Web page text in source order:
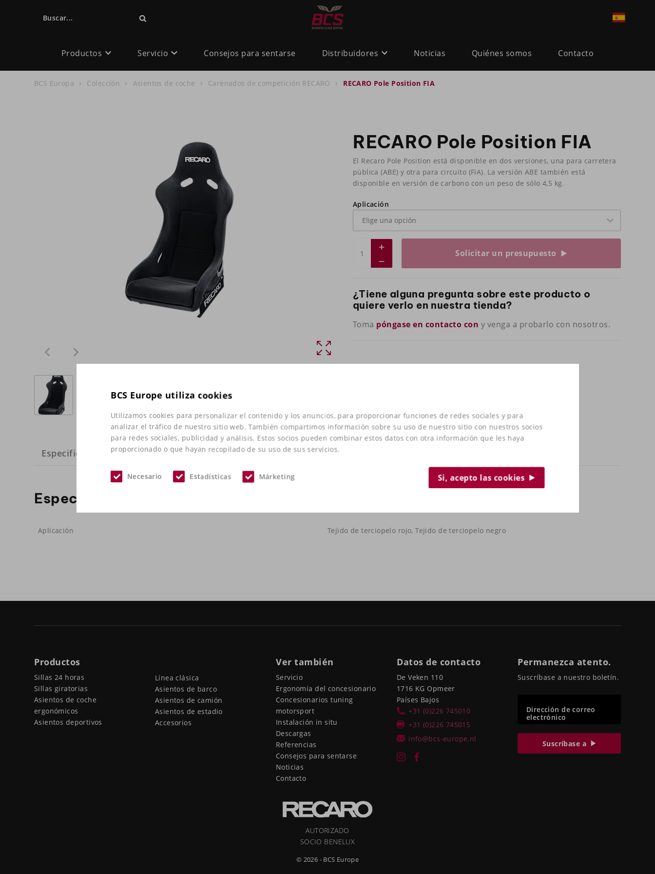
BCS Europe utiliza cookies
Utilizamos cookies para personalizar el contenido y los anuncios, para proporcionar funciones de redes sociales y para
analizar el tráfico de nuestro sitio web. También compartimos información sobre su uso de nuestro sitio con nuestros socios
para redes sociales, publicidad y análisis. Estos socios pueden combinar estos datos con otra información que les haya
proporcionado o que hayan recopilado de su uso de sus servicios.
Necesario Estadísticas Márketing Si, acepto las cookies
Buscar...
Productos Servicio Consejos para sentarse Distribuidores Noticias Quiénes somos Contacto
BCS Europa Colección Asientos de coche Carenados de competición RECARO RECARO Pole Position FIA
RECARO Pole Position FIA
El Recaro Pole Position está disponible en dos versiones, una para carretera
pública (ABE) y otra para circuito (FIA). La versión ABE también está
disponible en versión de carbono con un peso de sólo 4,5 kg.
Aplicación
Solicitar un presupuesto
¿Tiene alguna pregunta sobre este producto o
quiere verlo en nuestra tienda?
Toma póngase en contacto con y venga a probarlo con nosotros.
Especificaciones
Especificaciones
Aplicación Tejido de terciopelo rojo, Tejido de terciopelo negro
Productos
Sillas 24 horas
Sillas giratorias
Asientos de coche
ergonómicos
Asientos deportivos
Línea clásica
Asientos de barco
Asientos de camión
Asientos de estadio
Accesorios
Ver también
Servicio
Ergonomía del concesionario
Concesionarios tuning
motorsport
Instalación in situ
Descargas
Referencias
Consejos para sentarse
Noticias
Contacto
Datos de contacto
De Veken 110
1716 KG Opmeer
Países Bajos
+31 (0)226 745010
+31 (0)226 745015
info@bcs-europe.nl
Permanezca atento.
Suscríbase a nuestro boletín.
Dirección de correo
electrónico
Suscríbase a
AUTORIZADO
SOCIO BENELUX
© 2026 - BCS Europe